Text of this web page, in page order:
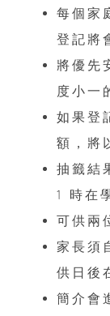
每個家
登記將
將優
度小一
如果登
額，將
抽籤
1 時在
可供兩
家長須
供日後
簡介會